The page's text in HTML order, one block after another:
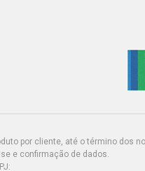
por cliente, até o término dos
e confirmação de dados.